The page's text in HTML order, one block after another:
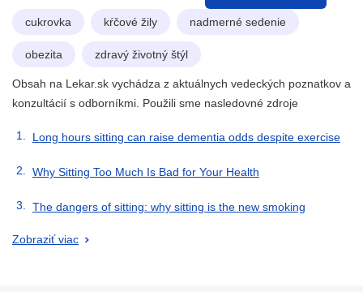
cukrovka kŕčové žily nadmerné sedenie
obezita zdravý životný štýl
Obsah na Lekar.sk vychádza z aktuálnych vedeckých poznatkov a
konzultácií s odborníkmi. Použili sme nasledovné zdroje
Long hours sitting can raise dementia odds despite exercise
Why Sitting Too Much Is Bad for Your Health
The dangers of sitting: why sitting is the new smoking
Zobraziť viac